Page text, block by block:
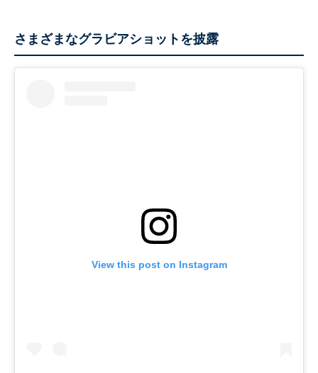
さまざまなグラビアショットを披露
View this post on Instagram